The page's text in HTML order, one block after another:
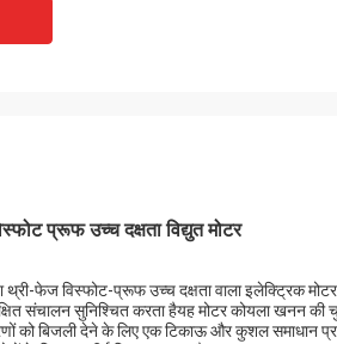
प्रूफ उच्च दक्षता विद्युत मोटर
थ्री-फेज विस्फोट-प्रूफ उच्च दक्षता वाला इलेक्ट्रिक
संचालन सुनिश्चित करता हैयह मोटर कोयला खनन की
को बिजली देने के लिए एक टिकाऊ और कुशल समाधान